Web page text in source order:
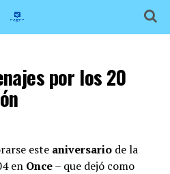
por los 20
esteaniversario de la
en Once– que dejó como